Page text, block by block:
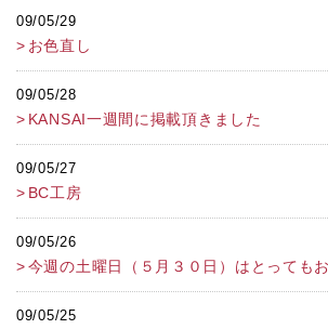
09/05/29
お色直し
09/05/28
KANSAI一週間に掲載頂きました
09/05/27
BC工房
09/05/26
今週の土曜日（５月３０日）はとってもお
09/05/25